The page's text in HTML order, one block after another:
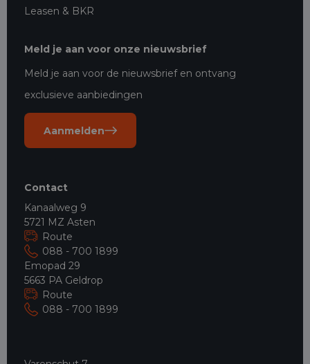
Leasen & BKR
Meld je aan voor onze nieuwsbrief
Meld je aan voor de nieuwsbrief en ontvang
exclusieve aanbiedingen
Aanmelden
Contact
Kanaalweg 9
5721 MZ Asten
Route
088 - 700 1899
Emopad 29
5663 PA Geldrop
Route
088 - 700 1899